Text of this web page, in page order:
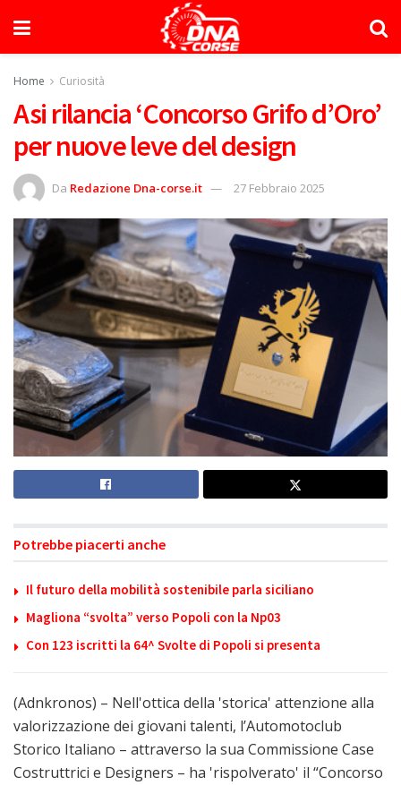
Home Curiosità
Asi rilancia ‘Concorso Grifo d’Oro’
per nuove leve del design
Da Redazione Dna-corse.it 27 Febbraio 2025
Potrebbe piacerti anche
Il futuro della mobilità sostenibile parla siciliano
Magliona “svolta” verso Popoli con la Np03
Con 123 iscritti la 64^ Svolte di Popoli si presenta
(Adnkronos) – Nell'ottica della 'storica' attenzione alla
valorizzazione dei giovani talenti, l’Automotoclub
Storico Italiano – attraverso la sua Commissione Case
Costruttrici e Designers – ha 'rispolverato' il “Concorso